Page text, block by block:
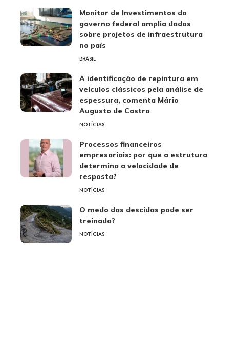
Monitor de Investimentos do
governo federal amplia dados
sobre projetos de infraestrutura
no país
BRASIL
A identificação de repintura em
veículos clássicos pela análise de
espessura, comenta Mário
Augusto de Castro
NOTÍCIAS
Processos financeiros
empresariais: por que a estrutura
determina a velocidade de
resposta?
NOTÍCIAS
O medo das descidas pode ser
treinado?
NOTÍCIAS